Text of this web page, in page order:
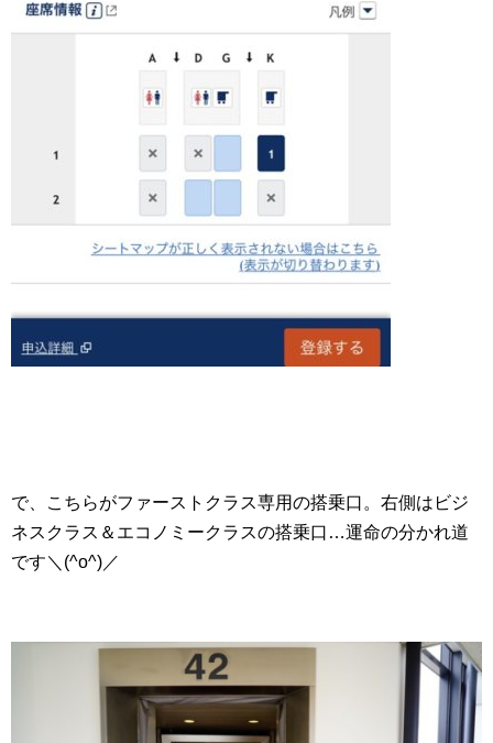
で、こちらがファーストクラス専用の搭乗口。右側はビジ
ネスクラス＆エコノミークラスの搭乗口…運命の分かれ道
です＼(^o^)／